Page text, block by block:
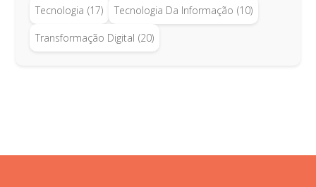
Tecnologia (17) Tecnologia Da Informação (10)
Transformação Digital (20)